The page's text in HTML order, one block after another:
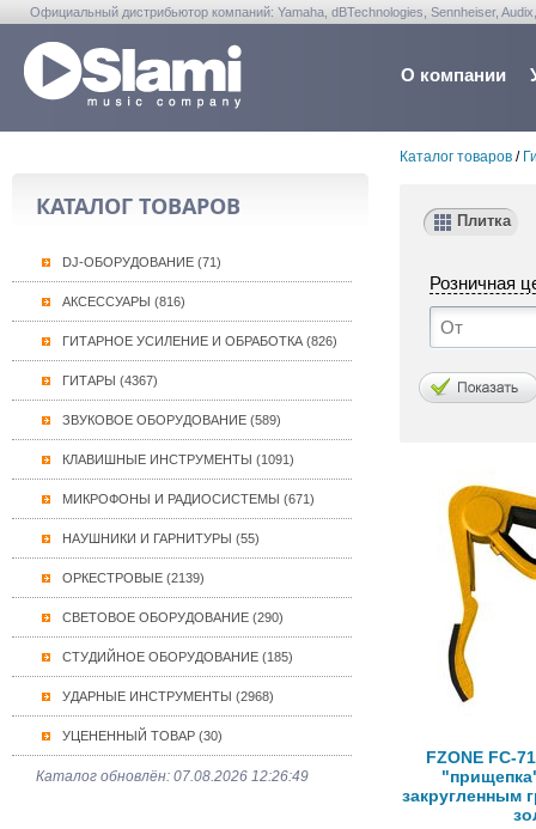
Официальный дистрибьютор компаний: Yamaha, dBTechnologies, Sennheiser,
О компании
КАТАЛОГ ТОВАРОВ
DJ-ОБОРУДОВАНИЕ (71)
АКСЕССУАРЫ (816)
ГИТАРНОЕ УСИЛЕНИЕ И ОБРАБОТКА (826)
ГИТАРЫ (4367)
ЗВУКОВОЕ ОБОРУДОВАНИЕ (589)
КЛАВИШНЫЕ ИНСТРУМЕНТЫ (1091)
МИКРОФОНЫ И РАДИОСИСТЕМЫ (671)
НАУШНИКИ И ГАРНИТУРЫ (55)
ОРКЕСТРОВЫЕ (2139)
СВЕТОВОЕ ОБОРУДОВАНИЕ (290)
СТУДИЙНОЕ ОБОРУДОВАНИЕ (185)
УДАРНЫЕ ИНСТРУМЕНТЫ (2968)
УЦЕНЕННЫЙ ТОВАР (30)
Каталог обновлён: 07.08.2026 12:26:49
Каталог товаров/
Плитка
Розничная
FZONE FC-
закругленным